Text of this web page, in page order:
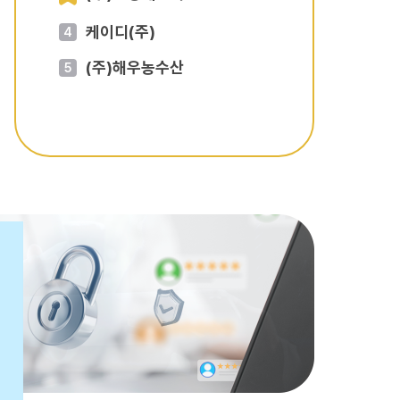
4 케이디(주)
5 (주)해우농수산